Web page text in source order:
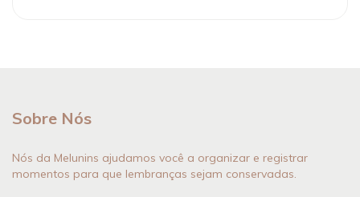
Sobre Nós
Nós da Melunins ajudamos você a organizar e registrar
momentos para que lembranças sejam conservadas.